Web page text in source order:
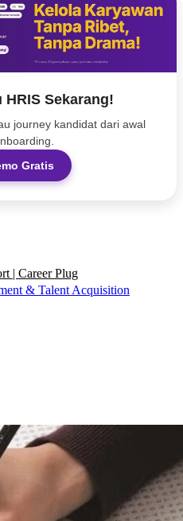
Sekarang!
journey kandidat dari awal
Gratis
| Career Plug
& Talent Acquisition